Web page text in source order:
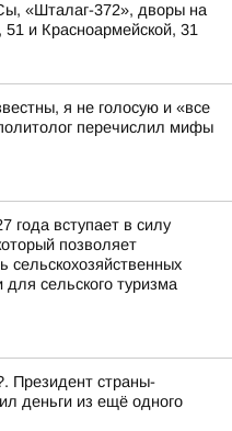
«Шталаг-372», дворы на
и Красноармейской, 31
я не голосую и «все
перечислил мифы
года вступает в силу
позволяет
сельскохозяйственных
для сельского туризма
Президент страны-
деньги из ещё одного